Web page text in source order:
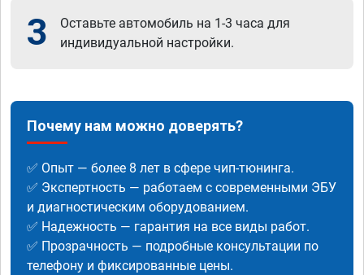
3
Оставьте автомобиль на 1-3 часа для
индивидуальной настройки.
Почему нам можно доверять?
✅ Опыт — более 8 лет в сфере чип-тюнинга.
✅ Экспертность — работаем с современными ЭБУ
и диагностическим оборудованием.
✅ Надежность — гарантия на все виды работ.
✅ Прозрачность — подробные консультации по
телефону и фиксированные цены.